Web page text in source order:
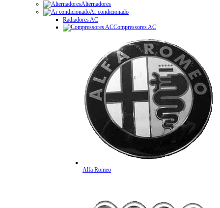
Alternadores
Ar condicionado
Radiadores AC
Compressores AC
Alfa Romeo